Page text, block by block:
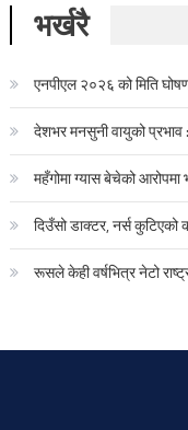
भर्खरै
एनपीएल २०२६ को मिति
देशभर मनसुनी वायुको प्रभाव
महँगोमा ग्यास बेचेको
दिउँसो डाक्टर, नर्स
रूसले केही वर्षभित्र नेटो